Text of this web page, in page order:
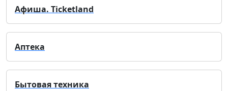
Афиша. Ticketland
Аптека
Бытовая техника